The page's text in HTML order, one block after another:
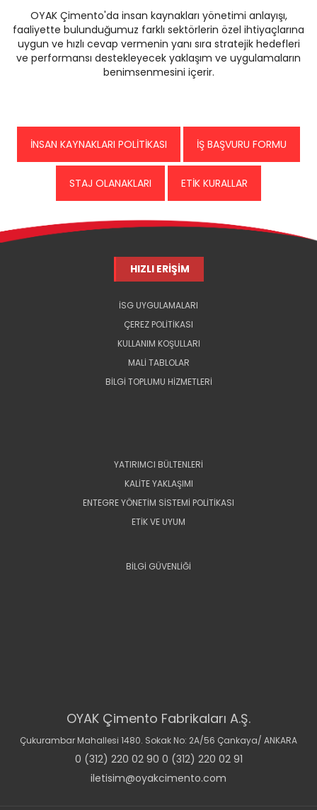
OYAK Çimento'da insan kaynakları yönetimi anlayışı,
faaliyette bulunduğumuz farklı sektörlerin özel ihtiyaçlarına
uygun ve hızlı cevap vermenin yanı sıra stratejik hedefleri
ve performansı destekleyecek yaklaşım ve uygulamaların
benimsenmesini içerir.
İNSAN KAYNAKLARI POLİTİKASI İŞ BAŞVURU FORMU
STAJ OLANAKLARI ETİK KURALLAR
HIZLI ERİŞİM
İSG UYGULAMALARI
ÇEREZ POLİTİKASI
KULLANIM KOŞULLARI
MALİ TABLOLAR
BİLGİ TOPLUMU HİZMETLERİ
YATIRIMCI BÜLTENLERİ
KALİTE YAKLAŞIMI
ENTEGRE YÖNETİM SİSTEMİ POLİTİKASI
ETİK VE UYUM
BİLGİ GÜVENLİĞİ
OYAK Çimento Fabrikaları A.Ş.
Çukurambar Mahallesi 1480. Sokak No: 2A/56 Çankaya/ ANKARA
0 (312) 220 02 90 0 (312) 220 02 91
iletisim@oyakcimento.com